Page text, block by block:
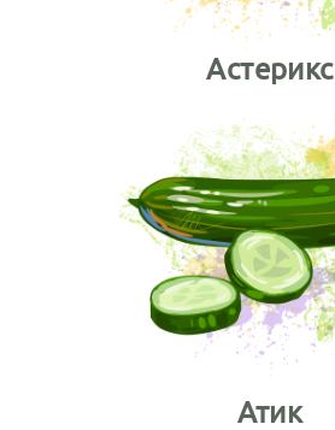
Астерикс
Атик